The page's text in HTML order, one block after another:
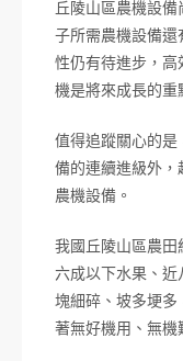
丘陵山區農機設
子所需農機設備還
性仍有待進步，高
機是將來成長的重
值得追蹤關心的是
備的連續進級外，
農機設備。
我國丘陵山區農田
六成以下水果、近
塊細碎、坡多埂多
著無好機用、無機